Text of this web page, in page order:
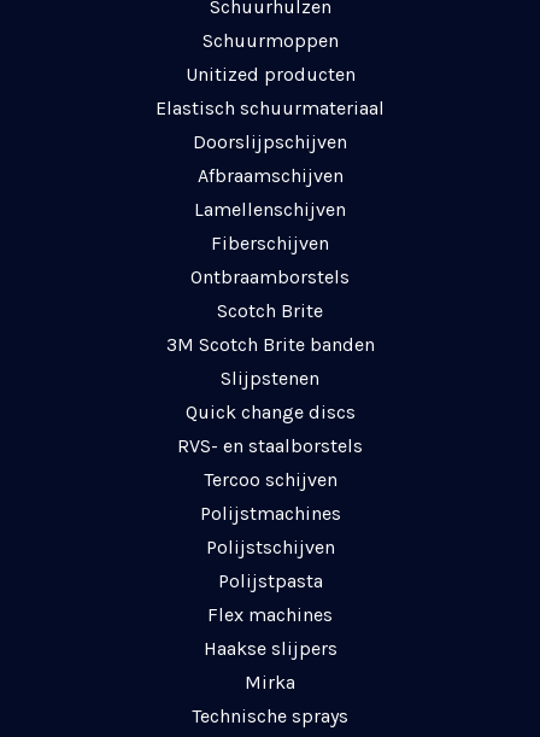
Schuurhulzen
Schuurmoppen
Unitized producten
Elastisch schuurmateriaal
Doorslijpschijven
Afbraamschijven
Lamellenschijven
Fiberschijven
Ontbraamborstels
Scotch Brite
3M Scotch Brite banden
Slijpstenen
Quick change discs
RVS- en staalborstels
Tercoo schijven
Polijstmachines
Polijstschijven
Polijstpasta
Flex machines
Haakse slijpers
Mirka
Technische sprays